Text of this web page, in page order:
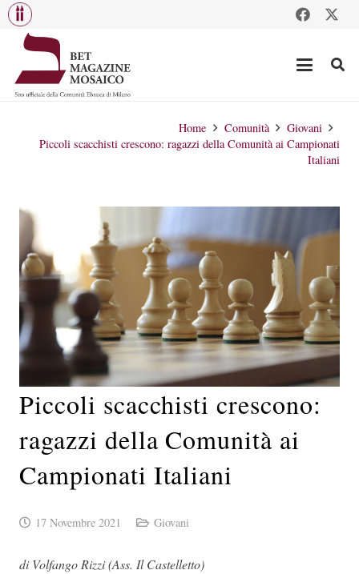
Home Comunità
Giovani
Piccoli scacchisti crescono: ragazzi della Comunità ai Campionati
Italiani
Piccoli scacchisti crescono:
ragazzi della Comunità ai
Campionati Italiani
17 Novembre 2021 Giovani
di Volfango Rizzi (Ass. Il Castelletto)